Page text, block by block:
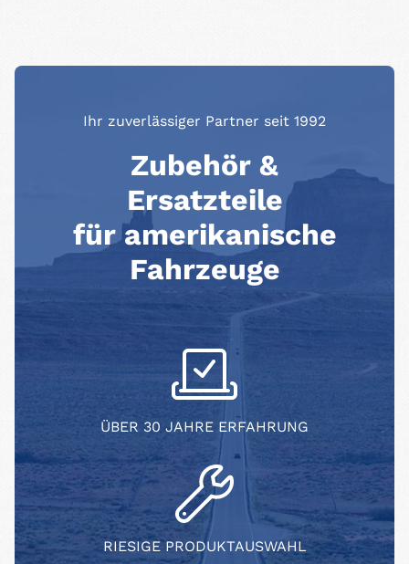
Ihr zuverlässiger Partner seit 1992
Zubehör &
Ersatzteile
für amerikanische
Fahrzeuge
ÜBER 30 JAHRE ERFAHRUNG
RIESIGE PRODUKTAUSWAHL